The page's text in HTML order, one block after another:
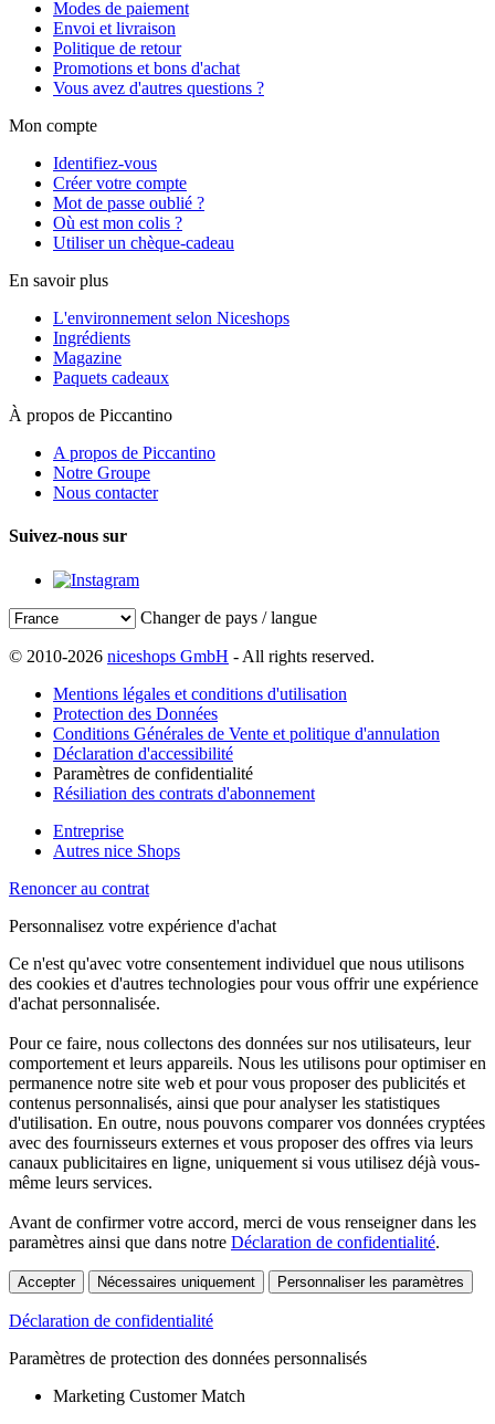
Modes de paiement
Envoi et livraison
Politique de retour
Promotions et bons d'achat
Vous avez d'autres questions ?
Mon compte
Identifiez-vous
Créer votre compte
Mot de passe oublié ?
Où est mon colis ?
Utiliser un chèque-cadeau
En savoir plus
L'environnement selon Niceshops
Ingrédients
Magazine
Paquets cadeaux
À propos de Piccantino
A propos de Piccantino
Notre Groupe
Nous contacter
Suivez-nous sur
Changer de pays / langue
© 2010-2026 niceshops GmbH - All rights reserved.
Mentions légales et conditions d'utilisation
Protection des Données
Conditions Générales de Vente et politique d'annulation
Déclaration d'accessibilité
Paramètres de confidentialité
Résiliation des contrats d'abonnement
Entreprise
Autres nice Shops
Renoncer au contrat
Personnalisez votre expérience d'achat
Ce n'est qu'avec votre consentement individuel que nous utilisons
des cookies et d'autres technologies pour vous offrir une expérience
d'achat personnalisée.
Pour ce faire, nous collectons des données sur nos utilisateurs, leur
comportement et leurs appareils. Nous les utilisons pour optimiser en
permanence notre site web et pour vous proposer des publicités et
contenus personnalisés, ainsi que pour analyser les statistiques
d'utilisation. En outre, nous pouvons comparer vos données cryptées
avec des fournisseurs externes et vous proposer des offres via leurs
canaux publicitaires en ligne, uniquement si vous utilisez déjà vous-
même leurs services.
Avant de confirmer votre accord, merci de vous renseigner dans les
paramètres ainsi que dans notre Déclaration de confidentialité.
Accepter Nécessaires uniquement Personnaliser les paramètres
Déclaration de confidentialité
Paramètres de protection des données personnalisés
Marketing Customer Match